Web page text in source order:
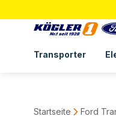
Transporter
Startseite Ford